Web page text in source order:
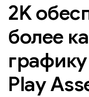
2K
более
Play